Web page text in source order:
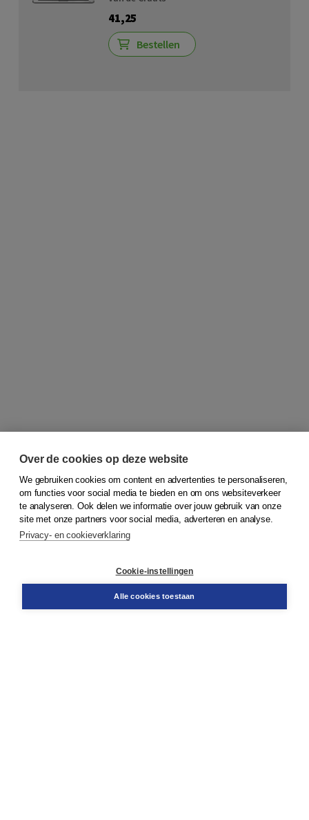
41,25
Bestellen
© 2026Koninklijke Boom uitgevers
Bestellen
Over de cookies op deze website
We gebruiken cookies om content en advertenties te personaliseren,
om functies voor social media te bieden en om ons websiteverkeer
te analyseren. Ook delen we informatie over jouw gebruik van onze
site met onze partners voor social media, adverteren en analyse.
Privacy- en cookieverklaring
Cookie-instellingen
Alle cookies toestaan